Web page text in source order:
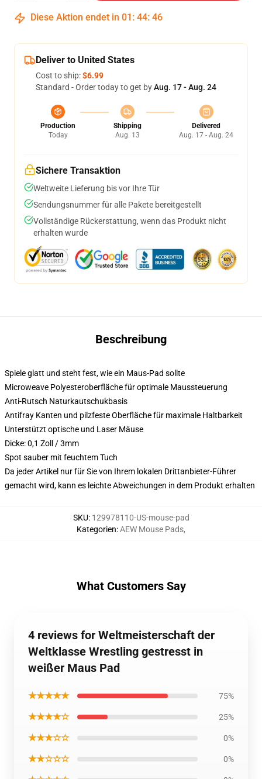
Diese Aktion endet in 01 : 44: 46
Deliver to United States
Cost to ship:$6.99
Standard - Order today to get byAug. 17 - Aug. 24
Production
Today
Shipping
Aug. 13
Delivered
Aug. 17 - Aug. 24
Sichere Transaktion
Weltweite Lieferung bis vor Ihre Tür
Sendungsnummer für alle Pakete bereitgestellt
Vollständige Rückerstattung, wenn das Produkt nicht
erhalten wurde
Beschreibung
Spiele glatt und steht fest, wie ein Maus-Pad sollte
Microweave Polyesteroberfläche für optimale Maussteuerung
Anti-Rutsch Naturkautschukbasis
Antifray Kanten und pilzfeste Oberfläche für maximale Haltbarkeit
Unterstützt optische und Laser Mäuse
Dicke: 0,1 Zoll / 3mm
Spot sauber mit feuchtem Tuch
Da jeder Artikel nur für Sie von Ihrem lokalen Drittanbieter-Führer
gemacht wird, kann es leichte Abweichungen in dem Produkt erhalten
SKU: 129978110-US-mouse-pad
Kategorien:AEW Mouse Pads,
What Customers Say
4 reviews for Weltmeisterschaft der
Weltklasse Wrestling gestresst in
weißer Maus Pad
★★★★★ 75%
★★★★☆ 25%
★★★☆☆ 0%
★★☆☆☆ 0%